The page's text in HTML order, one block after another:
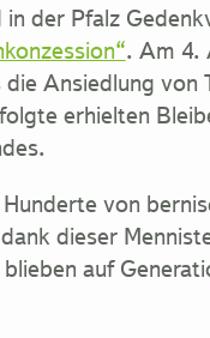
in der Pfalz
. Am 4.
Ansiedlung von
erhielten
von
dieser
auf